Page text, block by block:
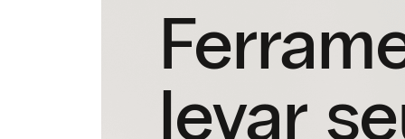
levar